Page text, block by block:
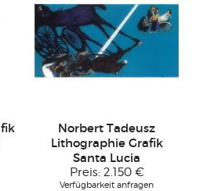
Norbert Tadeusz
Lithographie Grafik
Santa Lucia
Preis: 2.150 €
Verfügbarkeit anfragen